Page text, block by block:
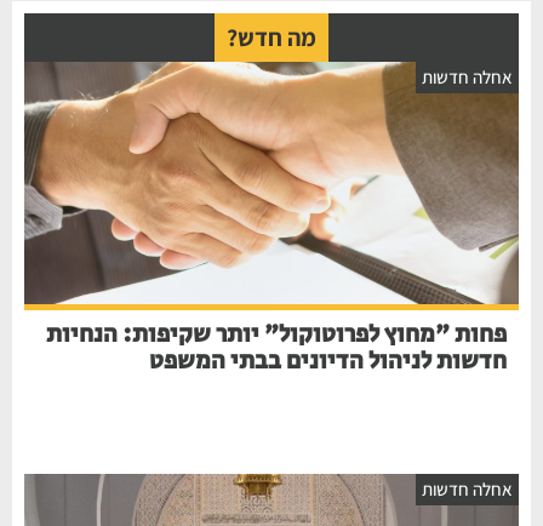
מה חדש?
אחלה חדשות
פחות "מחוץ לפרוטוקול" יותר שקיפות: הנחיות
חדשות לניהול הדיונים בבתי המשפט
אחלה חדשות